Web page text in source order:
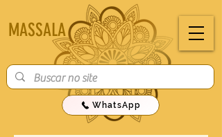
MASSALA
WhatsApp